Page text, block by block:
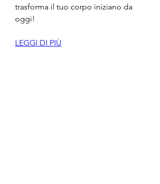
trasforma il tuo corpo iniziano da
oggi!
LEGGI DI PIÙ